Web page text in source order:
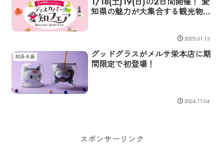
知県の魅力が大集合する観光物産
2025.01.13
知多半島
グッドグラスがメルサ栄本店に期
間限定で初登場！
2024.11.04
スポンサーリンク